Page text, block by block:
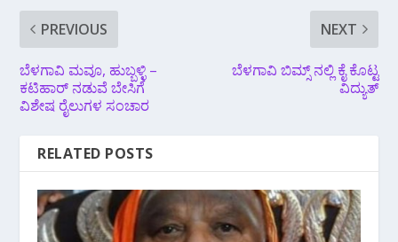
PREVIOUS
ಬೆಳಗಾವಿ ಮವೂ, ಹುಬ್ಬಳ್ಳಿ –
ಕಟಿಹಾರ್ ನಡುವೆ ಬೇಸಿಗೆ
ವಿಶೇಷ ರೈಲುಗಳ ಸಂಚಾರ
NEXT
ಬೆಳಗಾವಿ ಬಿಮ್ಸ್ ನಲ್ಲಿ ಕೈ ಕೊಟ್ಟ
ವಿದ್ಯುತ್
RELATED POSTS